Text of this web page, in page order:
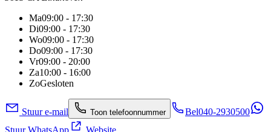
Ma09:00 - 17:30
Di09:00 - 17:30
Wo09:00 - 17:30
Do09:00 - 17:30
Vr09:00 - 20:00
Za10:00 - 16:00
ZoGesloten
Stuur e-mail Toon telefoonnummer Bel040-2930500
Stuur WhatsApp
Website